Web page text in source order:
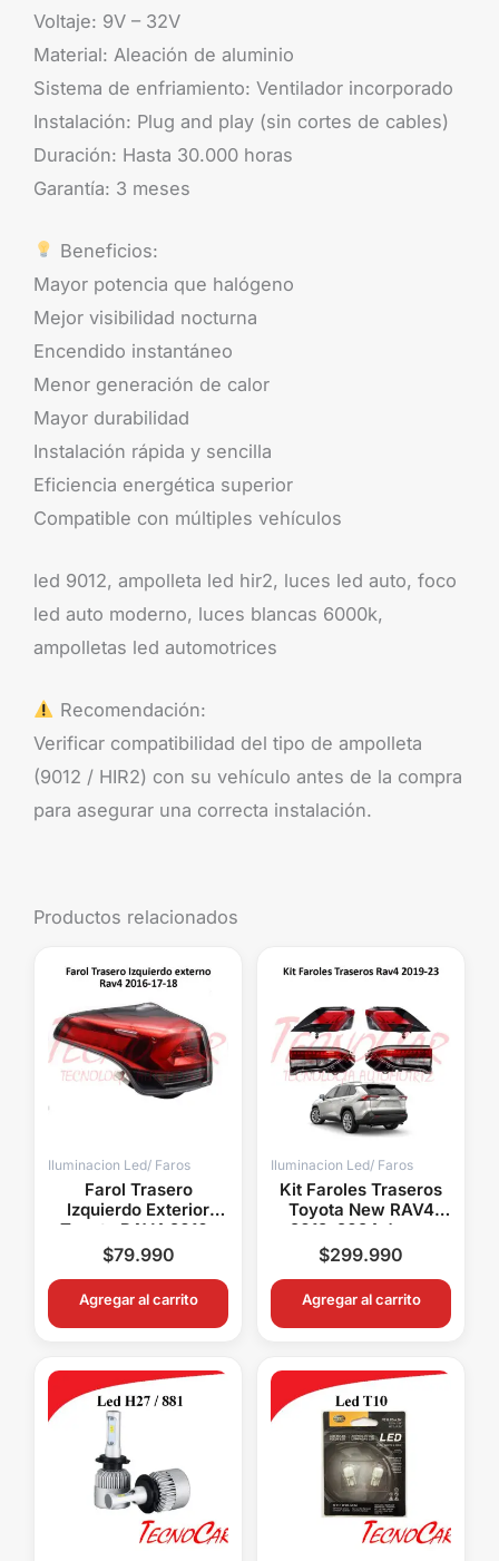
Voltaje: 9V – 32V
Material: Aleación de aluminio
Sistema de enfriamiento: Ventilador incorporado
Instalación: Plug and play (sin cortes de cables)
Duración: Hasta 30.000 horas
Garantía: 3 meses
Beneficios:
Mayor potencia que halógeno
Mejor visibilidad nocturna
Encendido instantáneo
Menor generación de calor
Mayor durabilidad
Instalación rápida y sencilla
Eficiencia energética superior
Compatible con múltiples vehículos
led 9012, ampolleta led hir2, luces led auto, foco
led auto moderno, luces blancas 6000k,
ampolletas led automotrices
Recomendación:
Verificar compatibilidad del tipo de ampolleta
(9012 / HIR2) con su vehículo antes de la compra
para asegurar una correcta instalación.
Productos relacionados
Iluminacion Led/ Faros
Farol Trasero
Izquierdo Exterior
Toyota RAV4 2016-
2019 Connection
$79.990
Agregar al carrito
Iluminacion Led/ Faros
Kit Faroles Traseros
Toyota New RAV4
2019-2024 Juego
Completo Exterior e
Interior Connection
$299.990
Agregar al carrito